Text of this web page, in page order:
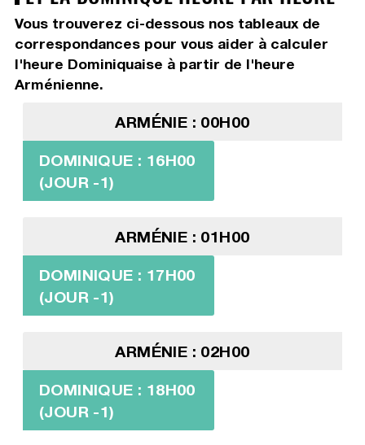
Vous trouverez ci-dessous nos tableaux de
correspondances pour vous aider à calculer
l'heure Dominiquaise à partir de l'heure
Arménienne.
ARMÉNIE : 00H00
DOMINIQUE : 16H00
(JOUR -1)
ARMÉNIE : 01H00
DOMINIQUE : 17H00
(JOUR -1)
ARMÉNIE : 02H00
DOMINIQUE : 18H00
(JOUR -1)